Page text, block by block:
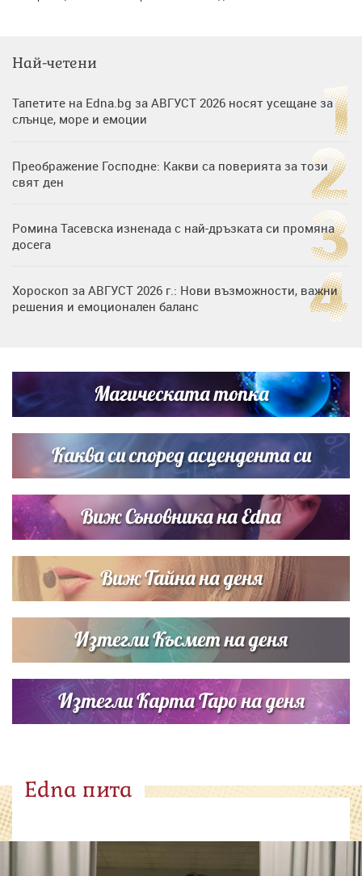
Най-четени
Тапетите на Edna.bg за АВГУСТ 2026 носят усещане за
слънце, море и емоции
Преображение Господне: Какви са поверията за този
свят ден
Ромина Тасевска изненада с най-дръзката си промяна
досега
Хороскоп за АВГУСТ 2026 г.: Нови възможности, важни
решения и емоционален баланс
си деца на семейна морска приказка
Звездна ваканция в Майорка: Дженифър Анистън,
Кортни Кокс и Джим Къртис заедно на яхта
Магическата топка
Каква си според асцендента си
Виж Съновника на Edna
Виж Тайна на деня
Изтегли Късмет на деня
Изтегли Карта Таро на деня
Edna пита